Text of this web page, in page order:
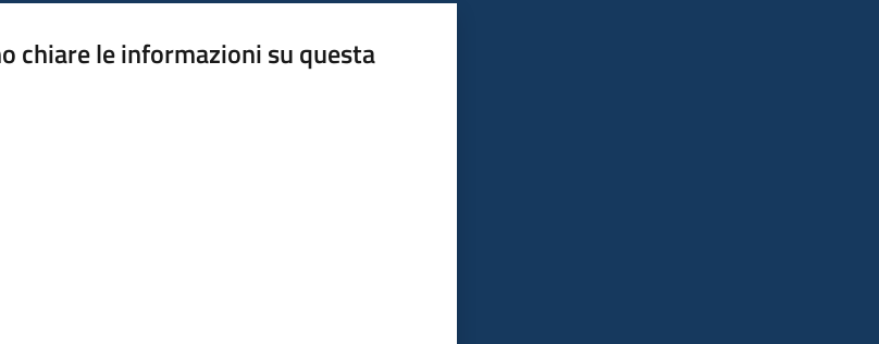
chiare le informazioni su questa